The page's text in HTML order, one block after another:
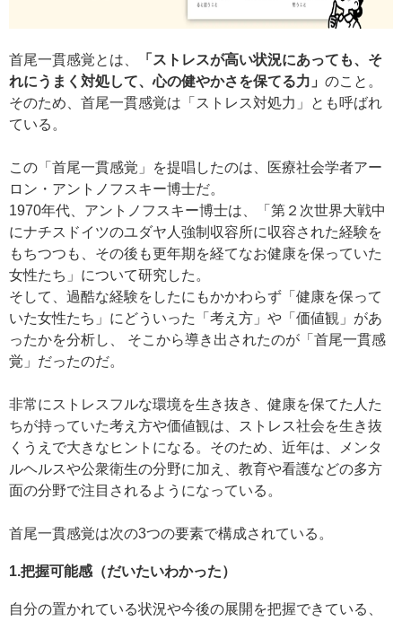
首尾一貫感覚とは、
「ストレスが高い状況にあっても、そ
れにうまく対処して、心の健やかさを保てる力」 のこと。
そのため、首尾一貫感覚は「ストレス対処力」とも呼ばれ
ている。
この「首尾一貫感覚」を提唱したのは、医療社会学者アー
ロン・アントノフスキー博士だ。
1970年代、アントノフスキー博士は、「第２次世界大戦中
にナチスドイツのユダヤ人強制収容所に収容された経験を
もちつつも、その後も更年期を経てなお健康を保っていた
女性たち」について研究した。
そして、過酷な経験をしたにもかかわらず「健康を保って
いた女性たち」にどういった「考え方」や「価値観」があ
ったかを分析し、 そこから導き出されたのが「首尾一貫感
覚」だったのだ。
非常にストレスフルな環境を生き抜き、健康を保てた人た
ちが持っていた考え方や価値観は、ストレス社会を生き抜
くうえで大きなヒントになる。そのため、近年は、メンタ
ルヘルスや公衆衛生の分野に加え、教育や看護などの多方
面の分野で注目されるようになっている。
首尾一貫感覚は次の3つの要素で構成されている。
1.把握可能感（だいたいわかった）
自分の置かれている状況や今後の展開を把握できている、